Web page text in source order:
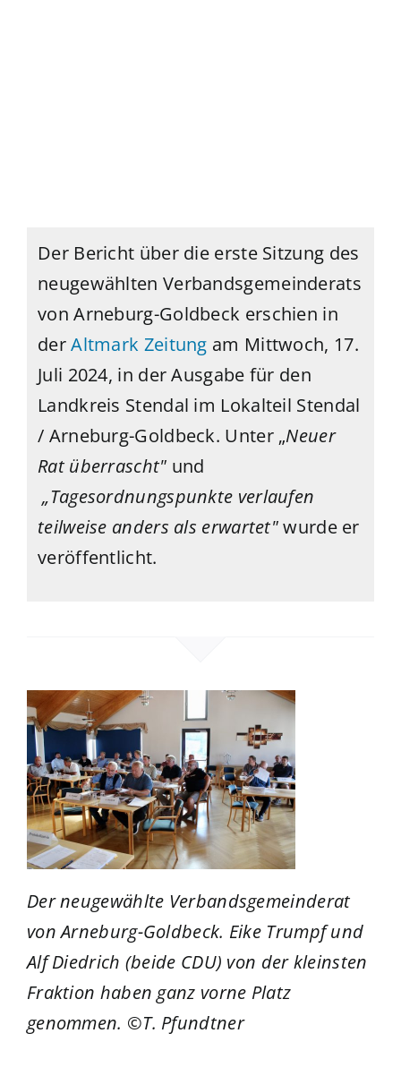
Der Bericht über die erste Sitzung des
neugewählten Verbandsgemeinderats
von Arneburg-Goldbeck erschien in
derAltmark Zeitung am Mittwoch, 17.
Juli 2024, in der Ausgabe für den
Landkreis Stendal im Lokalteil Stendal
/ Arneburg-Goldbeck. Unter „Neuer
Rat überrascht" und
„Tagesordnungspunkte verlaufen
teilweise anders als erwartet"wurde er
veröffentlicht.
Der neugewählte Verbandsgemeinderat
von Arneburg-Goldbeck. Eike Trumpf und
Alf Diedrich (beide CDU) von der kleinsten
Fraktion haben ganz vorne Platz
genommen. ©T. Pfundtner